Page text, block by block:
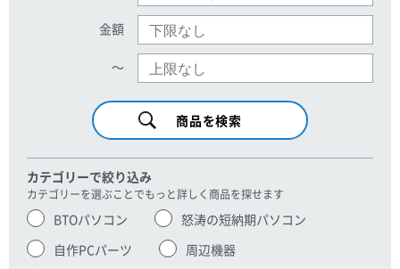
金額
〜
カテゴリーで絞り込み
カテゴリーを選ぶことでもっと詳しく商品を探せます
BTOパソコン
怒涛の短納期パソコン
自作PCパーツ
周辺機器